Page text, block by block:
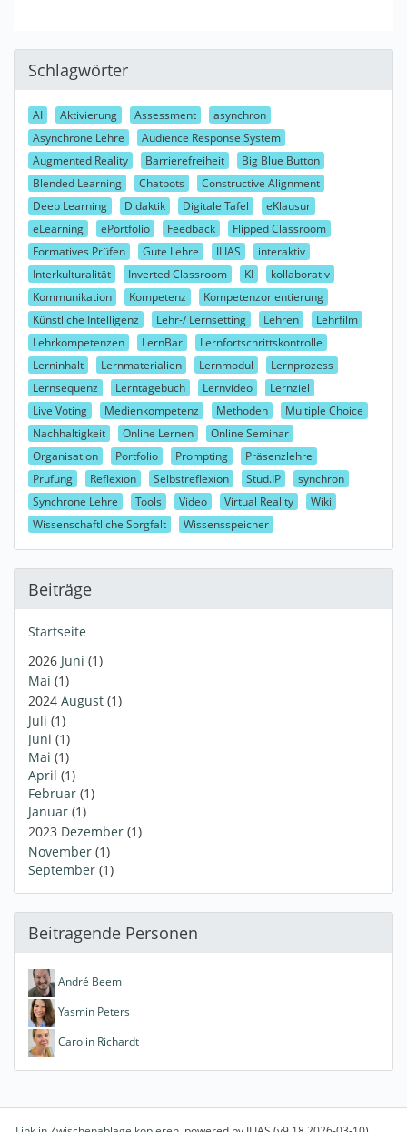
Schlagwörter
AI Aktivierung Assessment
asynchron
Asynchrone Lehre
Audience Response System
Augmented Reality
Barrierefreiheit
Big Blue Button
Blended Learning
Chatbots
Constructive Alignment
Deep Learning
Didaktik Digitale Tafel
eKlausur
eLearning
ePortfolio Feedback
Flipped Classroom
Formatives Prüfen
Gute Lehre ILIAS
interaktiv
Interkulturalität
Inverted Classroom KI
kollaborativ
Kommunikation
Kompetenz
Kompetenzorientierung
Künstliche Intelligenz
Lehr-/ Lernsetting Lehren
Lehrfilm
Lehrkompetenzen
LernBar
Lernfortschrittskontrolle
Lerninhalt
Lernmaterialien Lernmodul
Lernprozess
Lernsequenz
Lerntagebuch Lernvideo
Lernziel
Live Voting
Medienkompetenz Methoden
Multiple Choice
Nachhaltigkeit
Online Lernen
Online Seminar
Organisation
Portfolio Prompting
Präsenzlehre
Prüfung
Reflexion Selbstreflexion Stud.IP
synchron
Synchrone Lehre
Tools Video Virtual Reality
Wiki
Wissenschaftliche Sorgfalt
Wissensspeicher
Beiträge
Startseite
2026 Juni (1)
Mai (1)
2024 August (1)
Juli (1)
Juni (1)
Mai (1)
April (1)
Februar (1)
Januar (1)
2023 Dezember (1)
November (1)
September (1)
Beitragende Personen
André Beem
Yasmin Peters
Carolin Richardt